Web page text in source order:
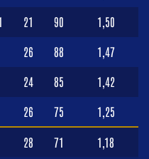
21 90 1,50
26 88 1,47
24 85 1,42
26 75 1,25
28 71 1,18